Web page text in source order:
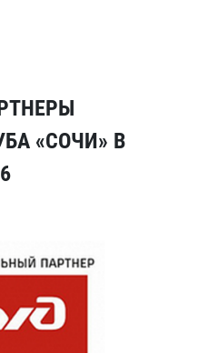
«СОЧИ» В